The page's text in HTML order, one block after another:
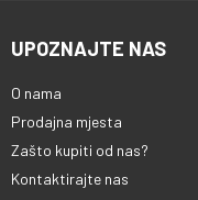
UPOZNAJTE NAS
O nama
Prodajna mjesta
Zašto kupiti od nas?
Kontaktirajte nas